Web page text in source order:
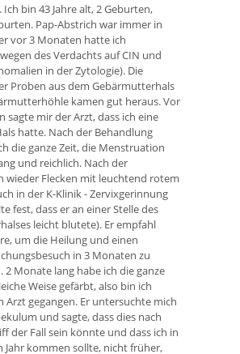
Ich bin 43 Jahre alt, 2 Geburten,
Pap-Abstrich war immer in
vor 3 Monaten hatte ich
des Verdachts auf CIN und
in der Zytologie). Die
Proben aus dem Gebärmutterhals
kamen gut heraus. Vor
sagte mir der Arzt, dass ich eine
hatte. Nach der Behandlung
die ganze Zeit, die Menstruation
und reichlich. Nach der
wieder Flecken mit leuchtend rotem
in der K-Klinik - Zervixgerinnung
fest, dass er an einer Stelle des
leicht blutete). Er empfahl
um die Heilung und einen
in 3 Monaten zu
Monate lang habe ich die ganze
Weise gefärbt, also bin ich
Arzt gegangen. Er untersuchte mich
und sagte, dass dies nach
der Fall sein könnte und dass ich in
Jahr kommen sollte, nicht früher,